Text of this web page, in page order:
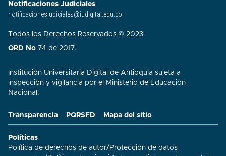
Transparencia PQRSFD Mapa del sitio
Políticas
Política de derechos de autor/ Protección de datos
Notificaciones Judiciales
notificacionesjudiciales@iudigital.edu.co
Todos los Derechos Reservados © 2023
ORD No 74 de 2017.
Institución Universitaria Digital de Antioquia sujeta a
inspección y vigilancia por el Ministerio de Educación
Nacional.